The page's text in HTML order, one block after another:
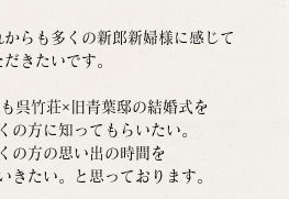
らも多くの新郎新婦様に感じて
だきたいです。
呉竹荘×旧青葉邸の結婚式を
の方に知ってもらいたい。
の方の思い出の時間を
きたい。と思っております。